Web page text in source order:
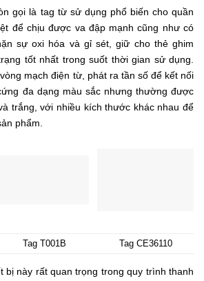
gọi là tag từ sử dụng phổ biến cho quần
để chịu được va đập mạnh cũng như có
sự oxi hóa và gỉ sét, giữ cho thẻ ghim
tốt nhất trong suốt thời gian sử dụng.
mạch điện từ, phát ra tần số để kết nối
đa dạng màu sắc nhưng thường được
trắng, với nhiều kích thước khác nhau để
phẩm.
Tag T001B Tag CE36110
bị này rất quan trọng trong quy trình thanh